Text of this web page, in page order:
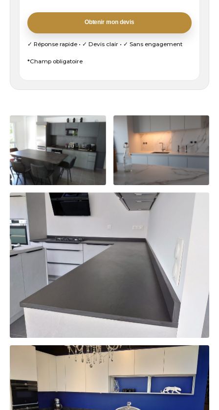
que
vous
êtes
un
Obtenir mon devis
✓ Réponse rapide • ✓ Devis clair • ✓ Sans engagement
*Champ obligatoire